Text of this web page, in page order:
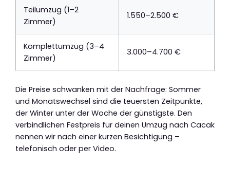
Teilumzug (1–2
Zimmer)
1.550–2.500 €
Komplettumzug (3–4
Zimmer)
3.000–4.700 €
Die Preise schwanken mit der Nachfrage: Sommer
und Monatswechsel sind die teuersten Zeitpunkte,
der Winter unter der Woche der günstigste. Den
verbindlichen Festpreis für deinen Umzug nach Cacak
nennen wir nach einer kurzen Besichtigung –
telefonisch oder per Video.